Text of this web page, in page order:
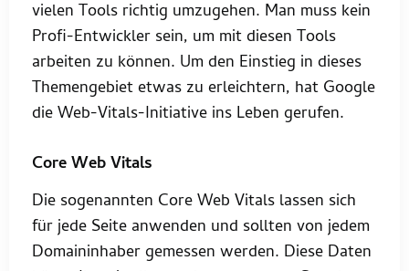
vielen Tools richtig umzugehen. Man muss kein
Profi-Entwickler sein, um mit diesen Tools
arbeiten zu können. Um den Einstieg in dieses
Themengebiet etwas zu erleichtern, hat Google
die Web-Vitals-Initiative ins Leben gerufen.
Core Web Vitals
Die sogenannten Core Web Vitals lassen sich
für jede Seite anwenden und sollten von jedem
Domaininhaber gemessen werden. Diese Daten